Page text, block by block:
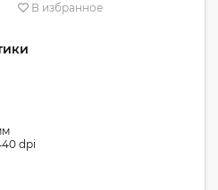
В избранное
dpi